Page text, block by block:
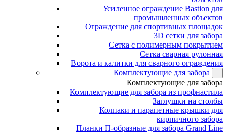
Усиленное ограждение Bastion для
промышленных объектов
Ограждение для спортивных площадок
3D сетки для забора
Сетка с полимерным покрытием
Сетка сварная рулонная
Ворота и калитки для сварного ограждения
Комплектующие для забора
Комплектующие для забора
Комплектующие для забора из профнастила
Заглушки на столбы
Колпаки и парапетные крышки для
кирпичного забора
Планки П-образные для забора Grand Line